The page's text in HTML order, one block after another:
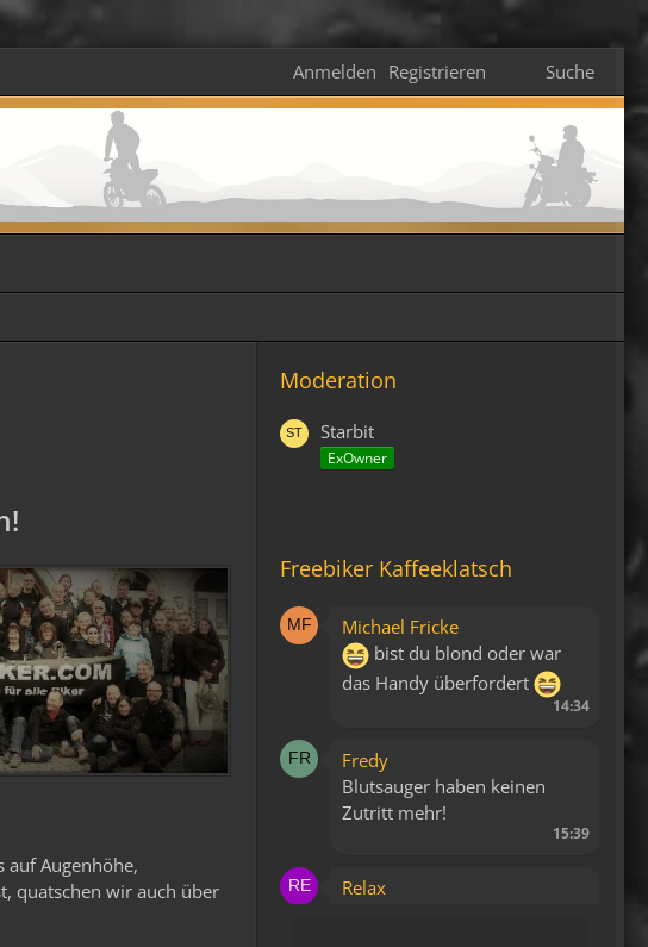
Anmelden Registrieren Suche
auf Augenhöhe,
quatschen wir auch über
Moderation
Starbit
ExOwner
Freebiker Kaffeeklatsch
Michael Fricke
bist du blond oder war
das Handy überfordert
14:34
Fredy
Blutsauger haben keinen
Zutritt mehr!
15:39
Relax